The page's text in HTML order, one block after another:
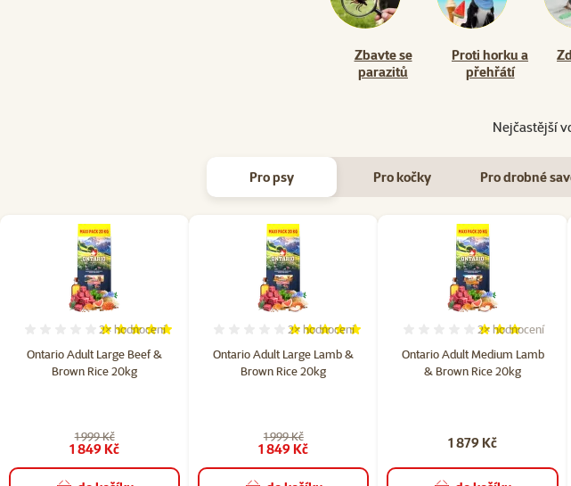
Zbavte se
parazitů
Proti horku a
přehřátí
Nejčastější
Pro psy Pro kočky Pro drobné
Ontario Adult Large Beef &
Brown Rice 20kg
Hodnocení 100%, počet hodnocení: 2
2× hodnocení
1 999 Kč
1 849 Kč
Ontario Adult Large Lamb &
Brown Rice 20kg
Hodnocení 100%, počet hodnocení: 2
2× hodnocení
1 999 Kč
1 849 Kč
Ontario Adult Medium Lamb
& Brown Rice 20kg
Hodnocení
2× hodnocení
1 879 Kč